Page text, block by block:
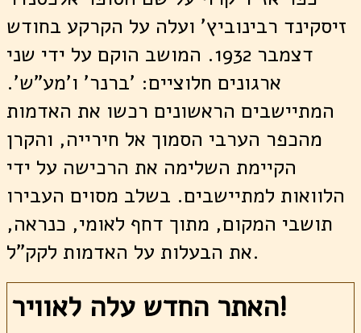
זיסקינד רבינוביץ' ועלה על הקרקע בחודש
דצמבר 1932. המושב הוקם על ידי שני
ארגונים חלוציים: 'ברנר' ו'מע"ש'.
המתיישבים הראשונים רכשו את האדמות
מהכפר הערבי הסמוך אל חירייה, והקרן
הקיימת השלימה את הרכישה על ידי
הלוואות למתיישבים. בשלב מסוים העבירו
תושבי המקום, מתוך דחף לאומי, כנראה,
את הבעלות על האדמות לקק"ל.
האתר החדש עלה לאוויר!